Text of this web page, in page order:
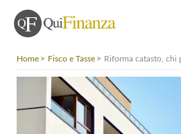
Home Fisco e Tasse Riforma catasto, chi